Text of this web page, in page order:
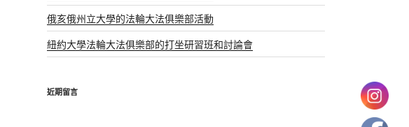
俄亥俄州立大學的法輪大法俱樂部活動
紐約大學法輪大法俱樂部的打坐研習班和討論會
近期留言